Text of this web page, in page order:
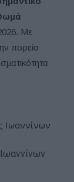
Με
πορεία